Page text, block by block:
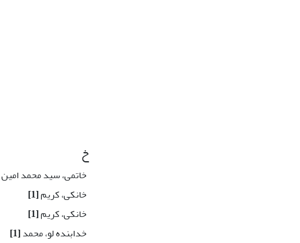
خ
خاتمی، سید محمد امین
خانکی، کریم[1]
خانکی، کریم[1]
خدابنده لو، محمد[1]